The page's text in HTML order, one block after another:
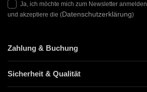
Ja, ich möchte mich zum Newsletter anmelden
und akzeptiere die (Datenschutzerklärung)
Zahlung & Buchung
Sicherheit & Qualität